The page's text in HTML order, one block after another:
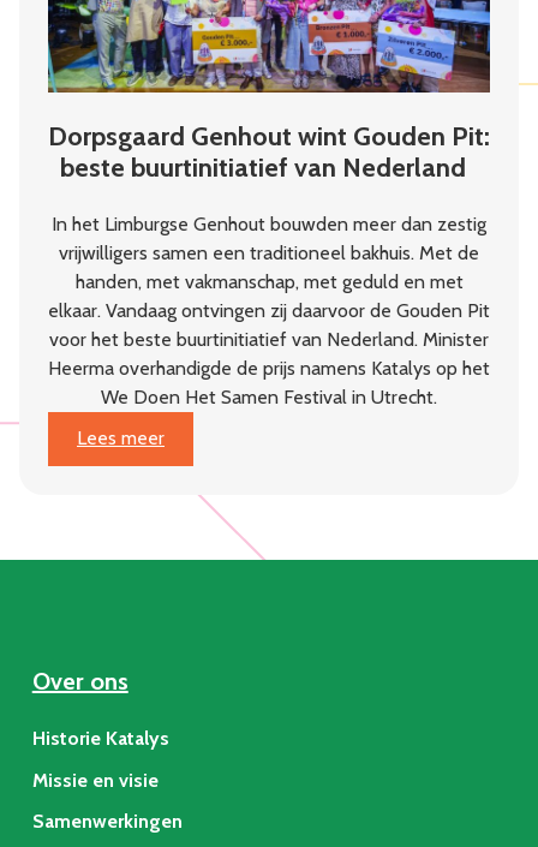
Dorpsgaard Genhout wint Gouden Pit:
beste buurtinitiatief van Nederland
In het Limburgse Genhout bouwden meer dan zestig
vrijwilligers samen een traditioneel bakhuis. Met de
handen, met vakmanschap, met geduld en met
elkaar. Vandaag ontvingen zij daarvoor de Gouden Pit
voor het beste buurtinitiatief van Nederland. Minister
Heerma overhandigde de prijs namens Katalys op het
We Doen Het Samen Festival in Utrecht.
Lees meer
:
Dorpsgaard
Nederland
Over ons
Historie Katalys
Missie en visie
Samenwerkingen